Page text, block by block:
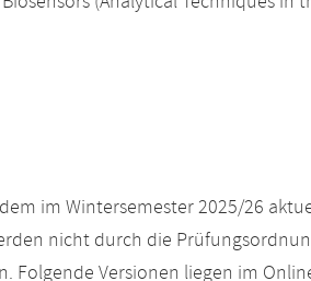
im Wintersemester 2025/26
nicht durch die
Folgende Versionen liegen im